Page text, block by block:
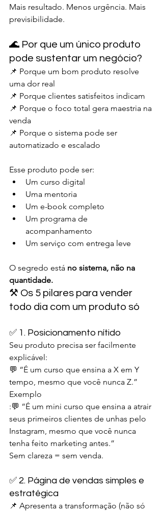
Mais resultado. Menos urgência. Mais
previsibilidade.
🌊 Por que um único produto
pode sustentar um negócio?
📌 Porque um bom produto resolve
uma dor real
📌 Porque clientes satisfeitos indicam
📌 Porque o foco total gera maestria na
venda
📌 Porque o sistema pode ser
automatizado e escalado
Esse produto pode ser:
Um curso digital
Uma mentoria
Um e-book completo
Um programa de
acompanhamento
Um serviço com entrega leve
O segredo está no sistema, não na
quantidade.
⚒️ Os 5 pilares para vender
todo dia com um produto só
✅ 1. Posicionamento nítido
Seu produto precisa ser facilmente
explicável:
💬 “É um curso que ensina a X em Y
tempo, mesmo que você nunca Z.”
Exemplo
:💬 “É um mini curso que ensina a atrair
seus primeiros clientes de unhas pelo
Instagram, mesmo que você nunca
tenha feito marketing antes.”
Sem clareza = sem venda.
✅ 2. Página de vendas simples e
estratégica
📌 Apresenta a transformação (não só